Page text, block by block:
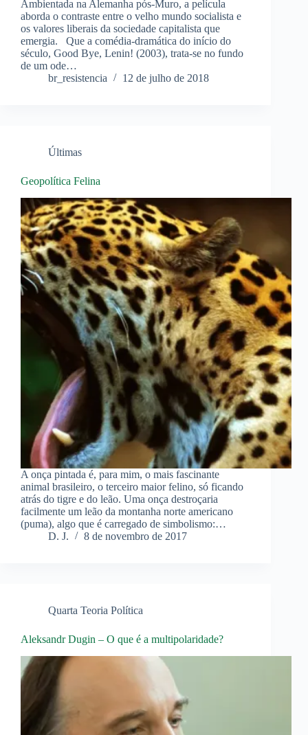
Ambientada na Alemanha pós-Muro, a película
aborda o contraste entre o velho mundo socialista e
os valores liberais da sociedade capitalista que
emergia. Que a comédia-dramática do início do
século, Good Bye, Lenin! (2003), trata-se no fundo
de um ode…
br_resistencia
12 de julho de 2018
Últimas
Geopolítica Felina
A onça pintada é, para mim, o mais fascinante
animal brasileiro, o terceiro maior felino, só ficando
atrás do tigre e do leão. Uma onça destroçaria
facilmente um leão da montanha norte americano
(puma), algo que é carregado de simbolismo:…
D. J.
8 de novembro de 2017
Quarta Teoria Política
Aleksandr Dugin – O que é a multipolaridade?